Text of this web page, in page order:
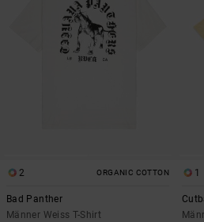
2 ORGANIC COTTON
Bad Panther
Männer Weiss T-Shirt
1